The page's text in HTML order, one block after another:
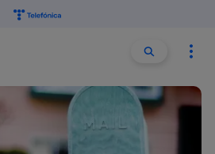
Buscar